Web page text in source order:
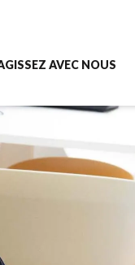
AVEC NOUS
un don ↗︎
bénévole